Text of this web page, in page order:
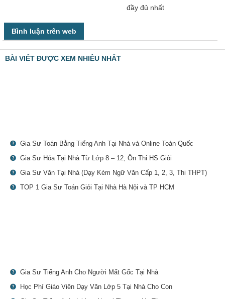
đầy đủ nhất
Bình luận trên web
BÀI VIẾT ĐƯỢC XEM NHIỀU NHẤT
Gia Sư Toán Bằng Tiếng Anh Tại Nhà và Online Toàn Quốc
Gia Sư Hóa Tại Nhà Từ Lớp 8 – 12, Ôn Thi HS Giỏi
Gia Sư Văn Tại Nhà (Dạy Kèm Ngữ Văn Cấp 1, 2, 3, Thi THPT)
TOP 1 Gia Sư Toán Giỏi Tại Nhà Hà Nội và TP HCM
Gia Sư Tiếng Anh Cho Người Mất Gốc Tại Nhà
Học Phí Giáo Viên Dạy Văn Lớp 5 Tại Nhà Cho Con